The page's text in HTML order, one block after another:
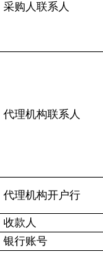
采购人联系人
代理机构联系人
代理机构开户行
收款人
银行账号